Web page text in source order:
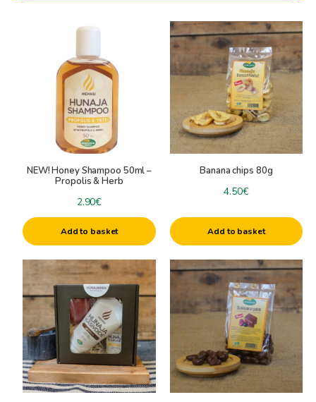
To checkout
NEW! Honey Shampoo 50ml –
Propolis & Herb
2.90€
Add to basket
Banana chips 80g
4.50€
Add to basket